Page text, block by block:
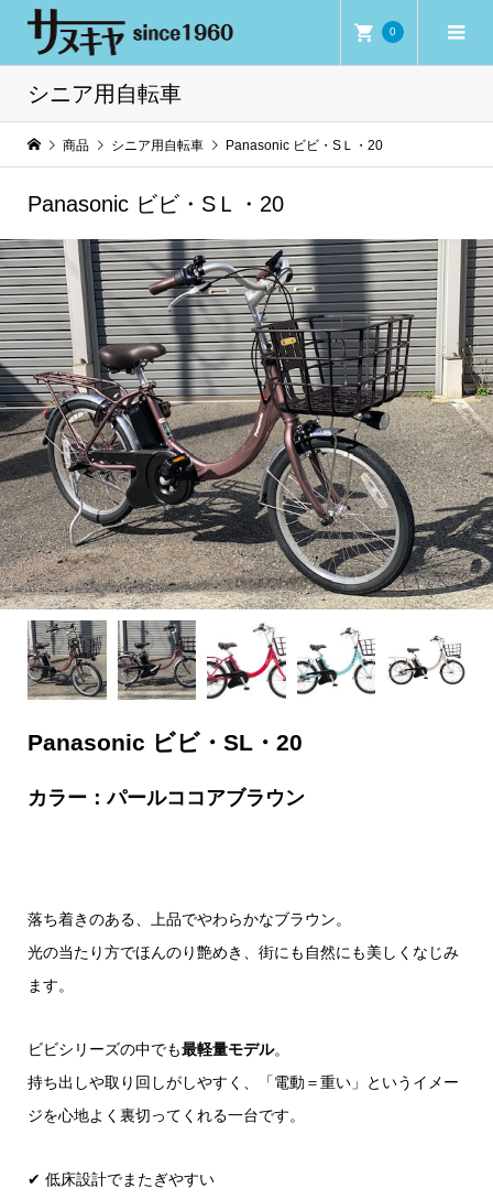
0
シニア用自転車
商品 シニア用自転車 Panasonic ビビ・SＬ・20
Panasonic ビビ・SＬ・20
Panasonic ビビ・SL・20
カラー：パールココアブラウン
落ち着きのある、上品でやわらかなブラウン。
光の当たり方でほんのり艶めき、街にも自然にも美しくなじみ
ます。
ビビシリーズの中でも最軽量モデル。
持ち出しや取り回しがしやすく、「電動＝重い」というイメー
ジを心地よく裏切ってくれる一台です。
✔ 低床設計でまたぎやすい